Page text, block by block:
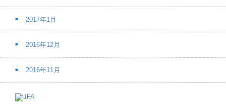
2017年1月
2016年12月
2016年11月